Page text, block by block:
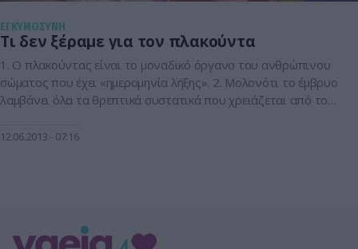
ΕΓΚΥΜΟΣΥΝΗ
Τι δεν ξέραμε για τον πλακούντα
1. Ο πλακούντας είναι το μοναδικό όργανο του ανθρώπινου
σώματος που έχει «ημερομηνία λήξης». 2. Μολονότι το έμβρυο
λαμβάνει όλα τα θρεπτικά συστατικά που χρειάζεται από τον
επαφή μαζί του; Αν συνέβαινε αυτό, ο οργανισμός σας θα
12.06.2013 07:16